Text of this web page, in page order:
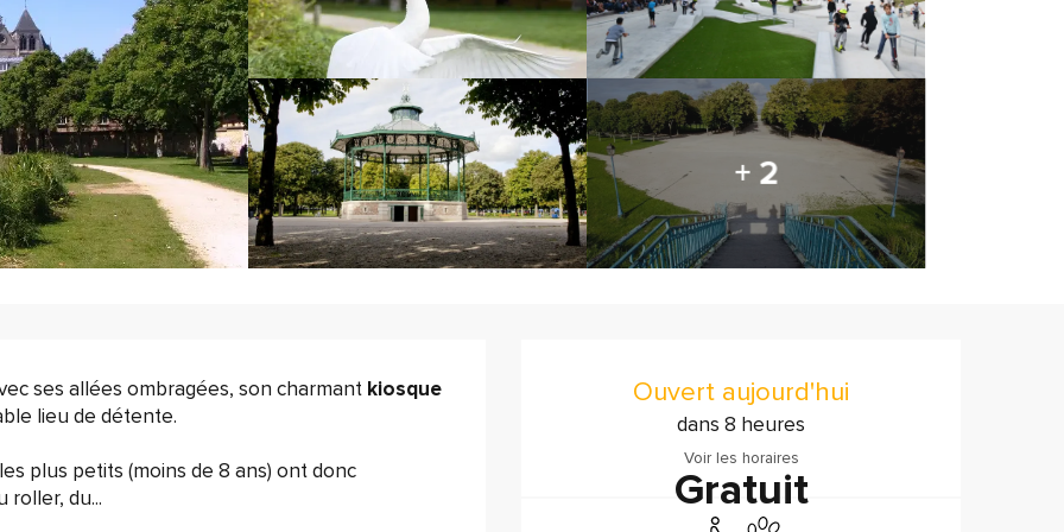
+ 2
Ouvert aujourd'hui
dans 8 heures
Voir les horaires
Gratuit
Accès handicapés
Animaux acceptés
ses allées ombragées, son charmant kiosque
lieu de détente.
plus petits (moins de 8 ans) ont donc
roller, du...